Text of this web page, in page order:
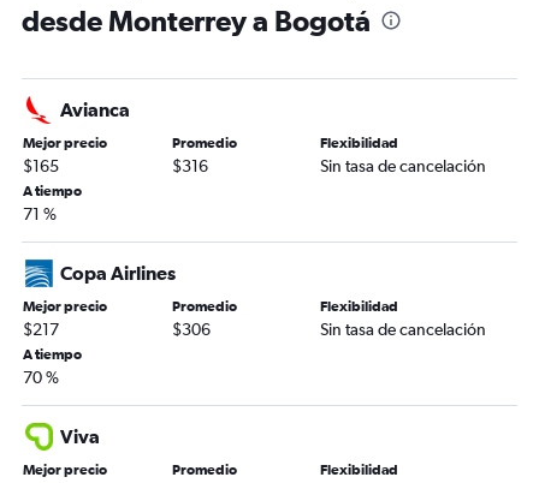
desde Monterrey a Bogotá
Avianca
Mejor precio
$165
Promedio
$316
Flexibilidad
Sin tasa de cancelación
A tiempo
71 %
Copa Airlines
Mejor precio
$217
Promedio
$306
Flexibilidad
Sin tasa de cancelación
A tiempo
70 %
Viva
Mejor precio Promedio Flexibilidad